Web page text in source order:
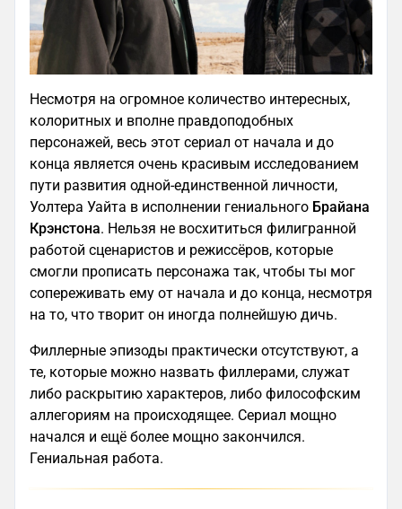
Несмотря на огромное количество интересных,
колоритных и вполне правдоподобных
персонажей, весь этот сериал от начала и до
конца является очень красивым исследованием
пути развития одной-единственной личности,
Уолтера Уайта в исполнении гениального Брайана
Крэнстона. Нельзя не восхититься филигранной
работой сценаристов и режиссёров, которые
смогли прописать персонажа так, чтобы ты мог
сопереживать ему от начала и до конца, несмотря
на то, что творит он иногда полнейшую дичь.
Филлерные эпизоды практически отсутствуют, а
те, которые можно назвать филлерами, служат
либо раскрытию характеров, либо философским
аллегориям на происходящее. Сериал мощно
начался и ещё более мощно закончился.
Гениальная работа.